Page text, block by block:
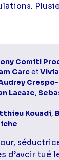
Comiti
Caroet
Crespo-
Lacaze,
Kouadi,
d’avoir tué